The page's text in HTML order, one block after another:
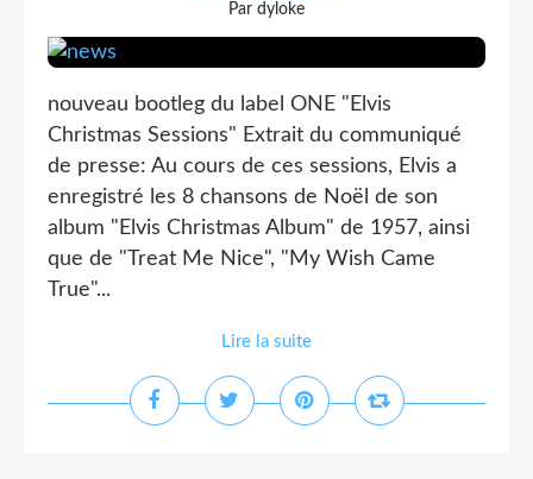
Par dyloke
nouveau bootleg du label ONE "Elvis
Christmas Sessions" Extrait du communiqué
de presse: Au cours de ces sessions, Elvis a
enregistré les 8 chansons de Noël de son
album "Elvis Christmas Album" de 1957, ainsi
que de "Treat Me Nice", "My Wish Came
True"...
Lire la suite